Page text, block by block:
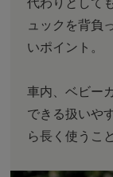
ュックを背負
いポイント。
車内、ベビー
できる扱いや
ら長く使うこ